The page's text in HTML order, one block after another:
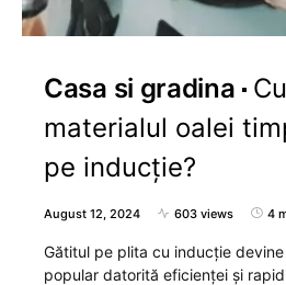
Casa si gradina
materialul oalei
pe inducție?
August 12, 2024 603 views 4
Gătitul pe plita cu inducție
popular datorită eficienței și